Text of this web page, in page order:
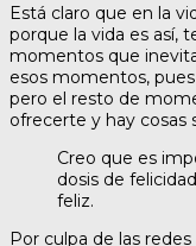
Está claro que en la
porque la vida es así,
momentos que
esos momentos,
pero el resto de
ofrecerte y hay cosas
Creo que es
dosis de
feliz.
Por culpa de las